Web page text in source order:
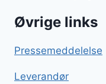
Øvrige links
Pressemeddelelse
Leverandør